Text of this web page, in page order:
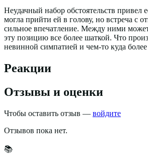
Неудачный набор обстоятельств привел
могла прийти ей в голову, но встреча с
сильное впечатление. Между ними
эту позицию все более шаткой. Что
невинной симпатией и чем-то куда
Реакции
Отзывы и оценки
Чтобы оставить отзыв — войдите
Отзывов пока нет.
📚